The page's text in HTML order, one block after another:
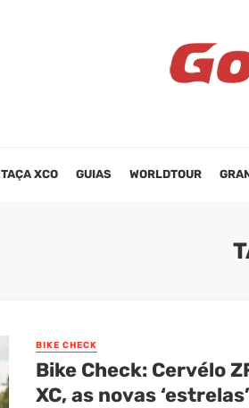
TAÇA XCO GUIAS WORLDTOUR
BIKE CHECK
Bike Check: Cervélo
XC, as novas